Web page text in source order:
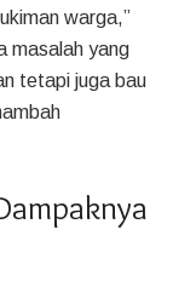
warga,”
masalah yang
tetapi juga bau